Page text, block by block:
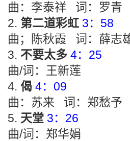
曲：李泰祥 词：罗青
第二道彩虹 3：58
曲；陈秋霞 词：薛志
不要太多 4：25
曲/词：王新莲
偈 4：09
曲：苏来 词：郑愁予
天堂 3：26
曲/词：郑华娟